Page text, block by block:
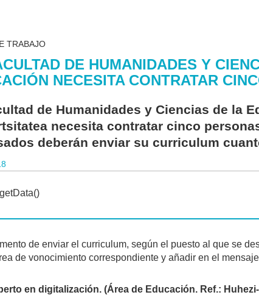
TRABAJO
DE HUMANIDADES Y
NECESITA CONTRATAR
de Humanidades y Ciencias de la
necesita contratar cinco
deberán enviar su curriculum
de enviar el curriculum, según el puesto al que se
de vonocimiento correspondiente y añadir en el
en digitalización. (Área de Educación. Ref.: